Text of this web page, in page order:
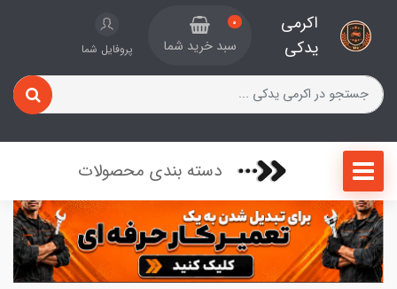
اکرمی
یدکی
0
سبد خرید شما پروفایل شما
دسته بندی محصولات